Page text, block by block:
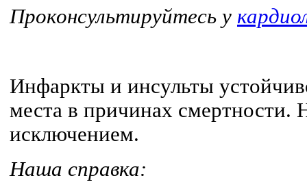
Проконсультируйтесь у
Инфаркты и инсульты
места в причинах смертности.
исключением.
Наша справка: